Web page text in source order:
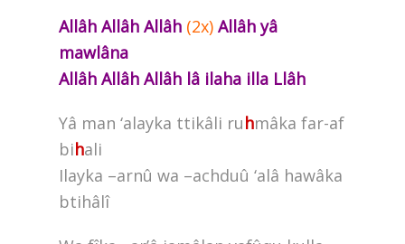
Allâh Allâh Allâh (2x)Allâh yâ
mawlâna
Allâh Allâh Allâh lâ ilaha illa Llâh
Yâ man ‘alayka ttikâli ruhmâka far-af
bihali
Ilayka –arnû wa –achduû ‘alâ hawâka
btihâlî